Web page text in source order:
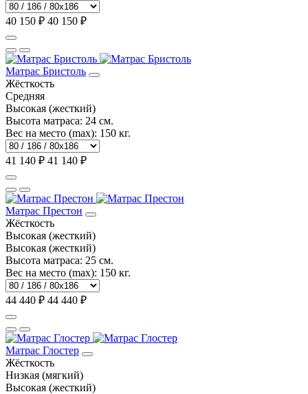
40 150 ₽ 40 150 ₽
Матрас Бристоль
Жёсткость
Средняя
Высокая (жесткий)
Высота матраса: 24 см.
Вес на место (max): 150 кг.
41 140 ₽ 41 140 ₽
Матрас Престон
Жёсткость
Высокая (жесткий)
Высокая (жесткий)
Высота матраса: 25 см.
Вес на место (max): 150 кг.
44 440 ₽ 44 440 ₽
Матрас Глостер
Жёсткость
Низкая (мягкий)
Высокая (жесткий)